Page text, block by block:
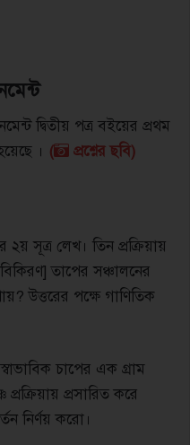
দ্বিতীয় পত্র বইয়ের প্রথম
। ( প্রশ্নের ছবি)
২য় সূত্র লেখ। তিন প্রক্রিয়ায়
তাপের সঞ্চালনের
উত্তরের পক্ষে গাণিতিক
চাপের এক গ্রাম
প্রসারিত করে
নির্ণয় করাে।